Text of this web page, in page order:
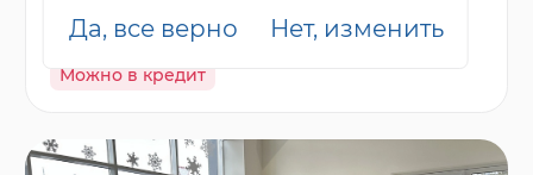
Да, все верно Нет, изменить
В наличии Спецпредложение
Гарантия
Можно в кредит